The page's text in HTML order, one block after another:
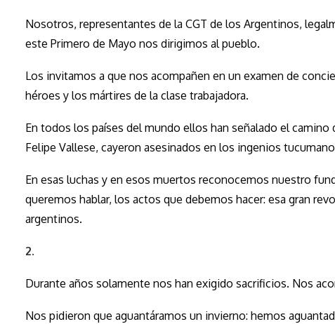
Nosotros, representantes de la CGT de los Argentinos,
este Primero de Mayo nos dirigimos al pueblo.
Los invitamos a que nos acompañen en un examen de
héroes y los mártires de la clase trabajadora.
En todos los países del mundo ellos han señalado el
Felipe Vallese, cayeron asesinados en los ingenios
En esas luchas y en esos muertos reconocemos nuestro
queremos hablar, los actos que debemos hacer: esa gran
argentinos.
2.
Durante años solamente nos han exigido sacrificios. Nos
Nos pidieron que aguantáramos un invierno: hemos